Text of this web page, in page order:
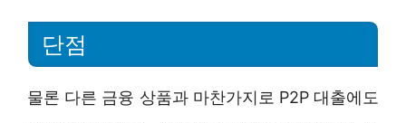
단점
물론 다른 금융 상품과 마찬가지로 P2P 대출에도